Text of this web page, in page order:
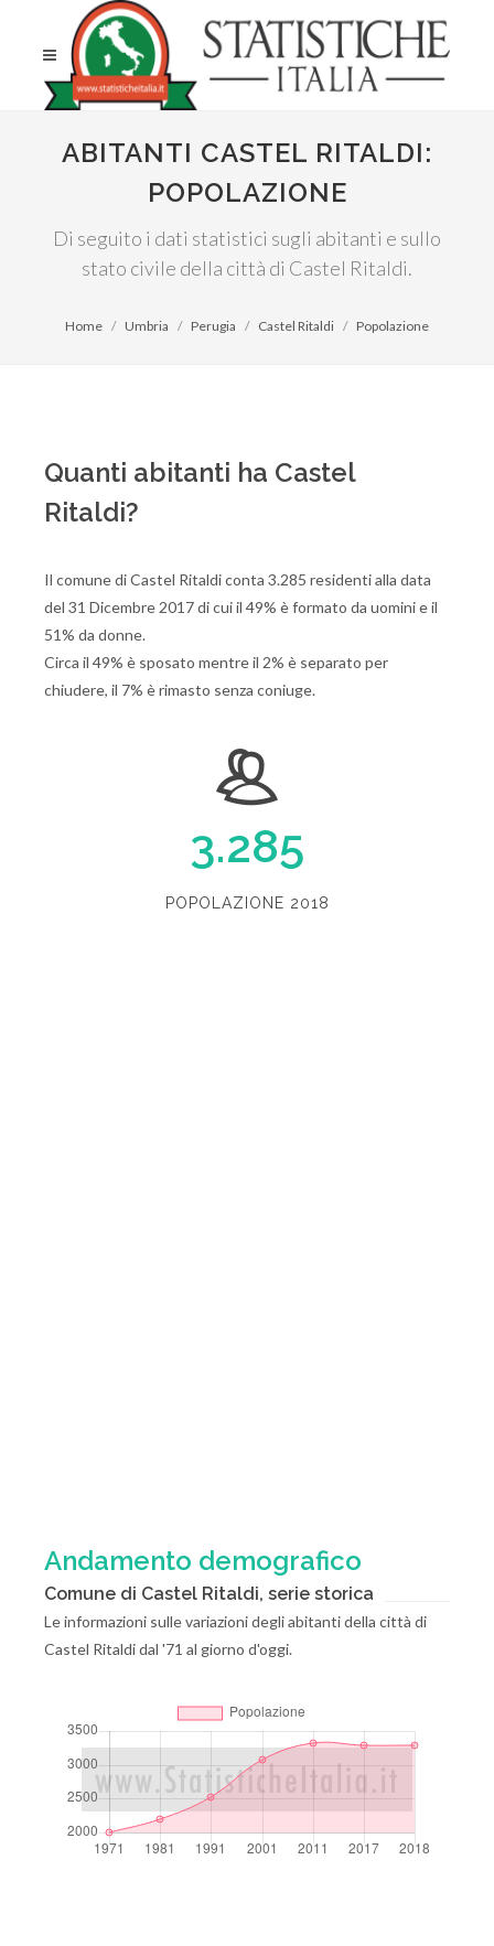
ABITANTI CASTEL RITALDI:
POPOLAZIONE
Di seguito i dati statistici sugli abitanti e sullo
stato civile della città di Castel Ritaldi.
Home Umbria Perugia Castel Ritaldi Popolazione
Quanti abitanti ha Castel
Ritaldi?
Il comune di Castel Ritaldi conta 3.285 residenti alla data
del 31 Dicembre 2017 di cui il 49% è formato da uomini e il
51% da donne.
Circa il 49% è sposato mentre il 2% è separato per
chiudere, il 7% è rimasto senza coniuge.
3.285
POPOLAZIONE 2018
Andamento demografico
Comune di Castel Ritaldi, serie storica
Le informazioni sulle variazioni degli abitanti della città di
Castel Ritaldi dal '71 al giorno d'oggi.